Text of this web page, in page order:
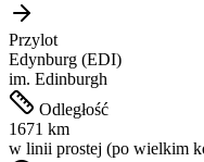
Przylot
Edynburg (EDI)
im. Edinburgh
Odległość
1671 km
w linii prostej (po wielkim